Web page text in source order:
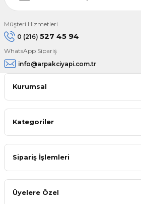
Müşteri Hizmetleri
0 (216) 527 45 94
WhatsApp Sipariş
info@arpakciyapi.com.tr
Kurumsal
Kategoriler
Sipariş İşlemleri
Üyelere Özel